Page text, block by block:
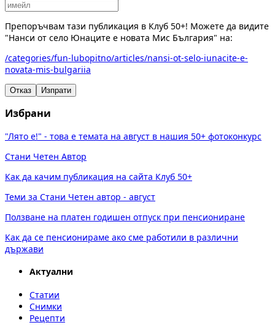
Препоръчвам тази публикация в Клуб 50+! Можете да видите
"Нанси от село Юнаците е новата Мис България" на:
/categories/fun-lubopitno/articles/nansi-ot-selo-iunacite-e-
novata-mis-bulgariia
Отказ Изпрати
Избрани
"Лято е!" - това е темата на август в нашия 50+ фотоконкурс
Стани Четен Автор
Как да качим публикация на сайта Клуб 50+
Теми за Стани Четен автор - август
Ползване на платен годишен отпуск при пенсиониране
Как да се пенсионираме ако сме работили в различни
държави
Актуални
Статии
Снимки
Рецепти